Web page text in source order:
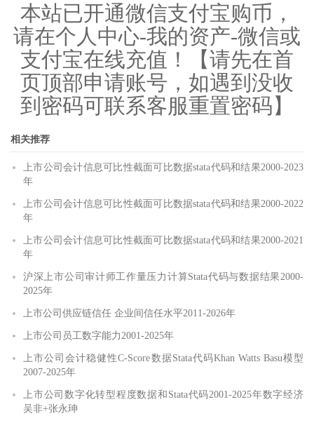
本站已开通微信支付宝购币，
请在个人中心-我的资产-微信或
支付宝在线充值！【请先在首
页顶部申请账号，如遇到没收
到密码可联系客服重置密码】
相关推荐
上市公司会计信息可比性截面可比数据stata代码和结果2000-2023
年
上市公司会计信息可比性截面可比数据stata代码和结果2000-2022
年
上市公司会计信息可比性截面可比数据stata代码和结果2000-2021
年
沪深上市公司审计师工作量压力计算Stata代码与数据结果2000-
2025年
上市公司供应链信任 企业间信任水平2011-2026年
上市公司员工数字能力2001-2025年
上市公司会计稳健性C-Score数据Stata代码Khan Watts Basu模型
2007-2025年
上市公司数字化转型程度数据和Stata代码2001-2025年数字经济
吴非+张永珅